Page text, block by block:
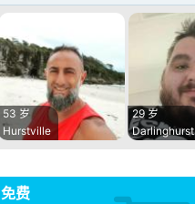
53 岁
Hurstville
29 岁
Darlinghurst
免费